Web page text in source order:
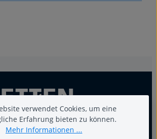
verwendet Cookies, um eine
Erfahrung bieten zu können.
Mehr Informationen ...